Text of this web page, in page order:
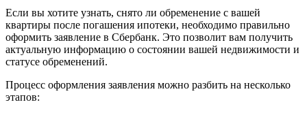
Если вы хотите узнать, снято ли обременение с вашей
квартиры после погашения ипотеки, необходимо правильно
оформить заявление в Сбербанк. Это позволит вам получить
актуальную информацию о состоянии вашей недвижимости и
статусе обременений.
Процесс оформления заявления можно разбить на несколько
этапов: